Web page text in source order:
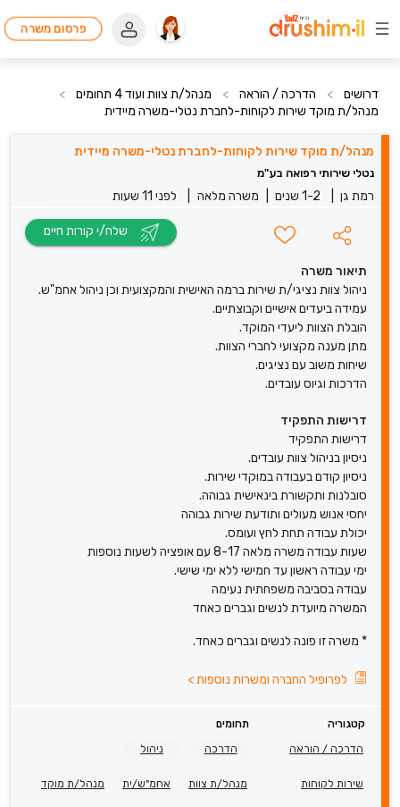
פרסום משרה
דרושים > הדרכה / הוראה > מנהל/ת צוות ועוד 4 תחומים
>
מנהל/ת מוקד שירות לקוחות-לחברת נטלי-משרה מיידית
מנהל/ת מוקד שירות לקוחות-לחברת נטלי-משרה מיידית
נטלי שירותי רפואה בע"מ
רמת גן 1-2 שנים משרה מלאה לפני 11 שעות
תיאור משרה
ניהול צוות נציגי/ת שירות ברמה האישית והמקצועית וכן ניהול אחמ"ש.
עמידה ביעדים אישיים וקבוצתיים.
הובלת הצוות ליעדי המוקד.
מתן מענה מקצועי לחברי הצוות.
שיחות משוב עם נציגים.
הדרכות וגיוס עובדים.
דרישות התפקיד
דרישות התפקיד
ניסיון בניהול צוות עובדים.
ניסיון קודם בעבודה במוקדי שירות.
סובלנות ותקשורת בינאישית גבוהה.
יחסי אנוש מעולים ותודעת שירות גבוהה
יכולת עבודה תחת לחץ ועומס.
שעות עבודה משרה מלאה 8-17 עם אופציה לשעות נוספות
ימי עבודה ראשון עד חמישי ללא ימי שישי.
עבודה בסביבה משפחתית נעימה
המשרה מיועדת לנשים וגברים כאחד
* משרה זו פונה לנשים וגברים כאחד.
לפרופיל החברה ומשרות נוספות>
קטגוריה
תחומים
הדרכה / הוראה
הדרכה ניהול
שירות לקוחות מנהל/ת צוות אחמ"ש/ית מנהל/ת מוקד